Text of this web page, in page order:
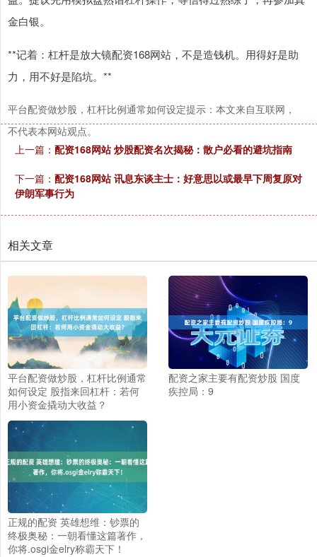
金白银。
**记着：杠杆是放大镜配资168网站，不是造钱机。用得好是助
力，用不好是陷坑。**
平台配资做炒股，杠杆比例通常如何设定提示：本文来自互联网，
不代表本网站观点。
上一篇： 配资168网站 炒股配资名次揭秘：散户必看的避坑指南
下一篇： 配资168网站 讯息东谈主士：好意思以或最早下周复原对
伊朗军事行为
相关文章
平台配资做炒股，杠杆比例通常
如何设定 股指来回杠杆：若何
用小资金撬动大收益？
配资之家主要有配资炒股 国度
疾控局：9
正规的配资 英雄想维：钞票的
终极奥秘：一朝看懂这篇著作，
你将.osgi金elry称霸天下！
上证综指 3884.19